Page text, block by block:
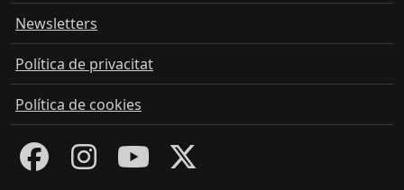
Newsletters
Política de privacitat
Política de cookies